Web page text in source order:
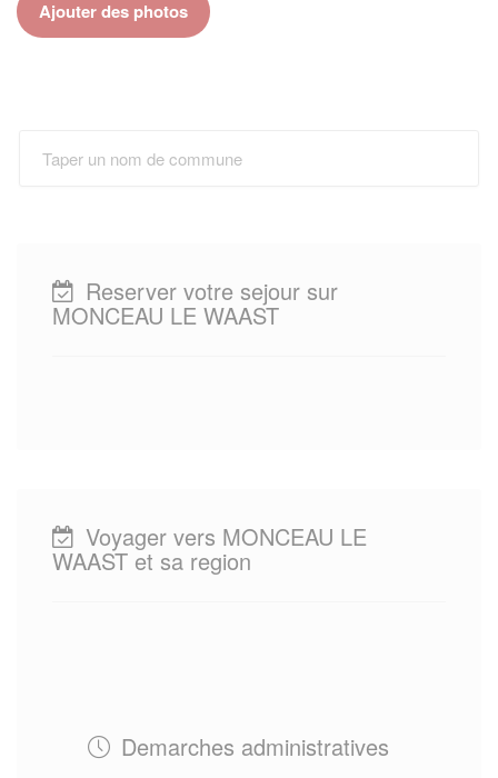
Ajouter des photos
Reserver votre sejour sur
MONCEAU LE WAAST
Voyager vers MONCEAU LE
WAAST et sa region
Demarches administratives